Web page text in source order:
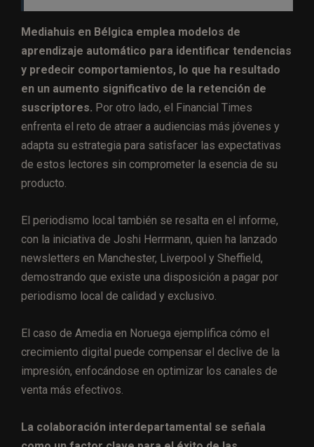
Mediahuis en Bélgica emplea modelos de
aprendizaje automático para identificar tendencias
y predecir comportamientos, lo que ha resultado
en un aumento significativo de la retención de
suscriptores. Por otro lado, el Financial Times
enfrenta el reto de atraer a audiencias más jóvenes y
adapta su estrategia para satisfacer las expectativas
de estos lectores sin comprometer la esencia de su
producto.
El periodismo local también se resalta en el informe,
con la iniciativa de Joshi Herrmann, quien ha lanzado
newsletters en Manchester, Liverpool y Sheffield,
demostrando que existe una disposición a pagar por
periodismo local de calidad y exclusivo.
El caso de Amedia en Noruega ejemplifica cómo el
crecimiento digital puede compensar el declive de la
impresión, enfocándose en optimizar los canales de
venta más efectivos.
La colaboración interdepartamental se señala